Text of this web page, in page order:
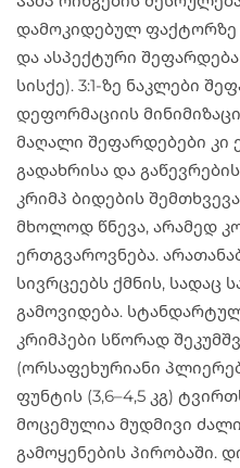
დამოკიდებულ ფაქტორზე
და ასპექტური
სისქე). 3:1-ზე ნაკლები
დეფორმაციის
მაღალი შეფარდებები
გადახრისა და
კრიმპ ბიდების
მხოლოდ წნევა, არამედ
ერთგვაროვნება.
სივრცეებს ქმნის, სადაც
გამოვიდება.
კრიმპები სწორად
(ორსაფეხურიანი
ფუნტის (3,6–4,5 კგ)
მოცემულია მუდმივი
გამოყენების პირობაში.